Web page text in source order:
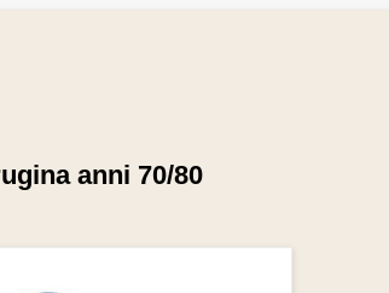
anni 70/80